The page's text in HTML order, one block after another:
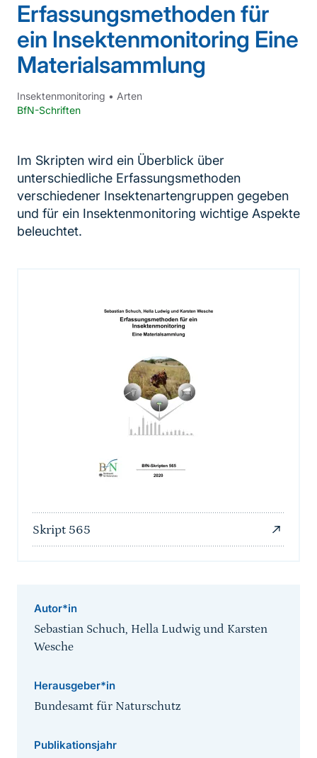
Erfassungsmethoden für
ein Insektenmonitoring Eine
Materialsammlung
Insektenmonitoring • Arten
BfN-Schriften
Im Skripten wird ein Überblick über
unterschiedliche Erfassungsmethoden
verschiedener Insektenartengruppen gegeben
und für ein Insektenmonitoring wichtige Aspekte
beleuchtet.
Skript 565
Autor*in
Sebastian Schuch, Hella Ludwig und Karsten
Wesche
Herausgeber*in
Bundesamt für Naturschutz
Publikationsjahr